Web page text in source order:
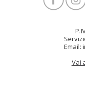
Email:
Vai